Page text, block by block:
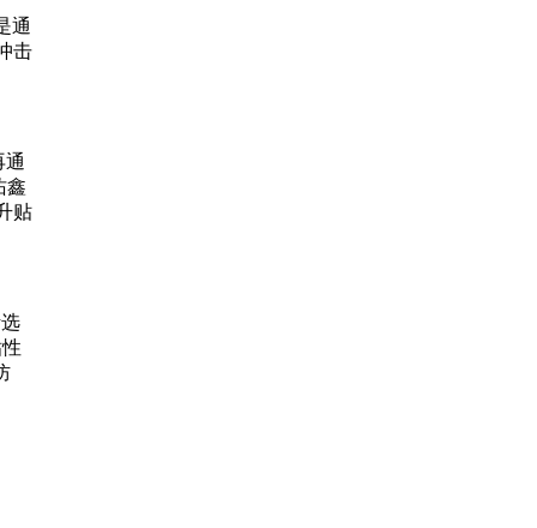
通
击
通
鑫
贴